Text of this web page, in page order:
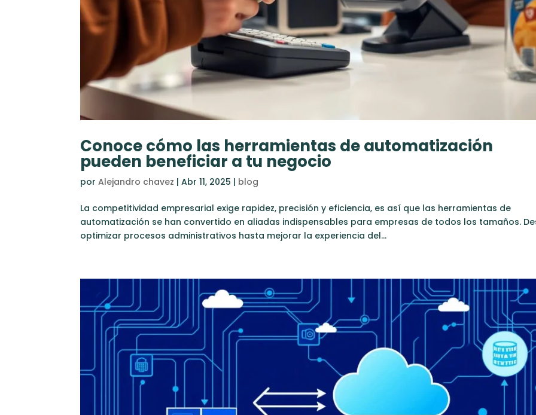
Conoce cómo las herramientas de automatización
pueden beneficiar a tu negocio
porAlejandro chavez |Abr 11, 2025 | blog
La competitividad empresarial exige rapidez, precisión y eficiencia, es así que las herramientas de
automatización se han convertido en aliadas indispensables para empresas de todos los tamaños.
optimizar procesos administrativos hasta mejorar la experiencia del...